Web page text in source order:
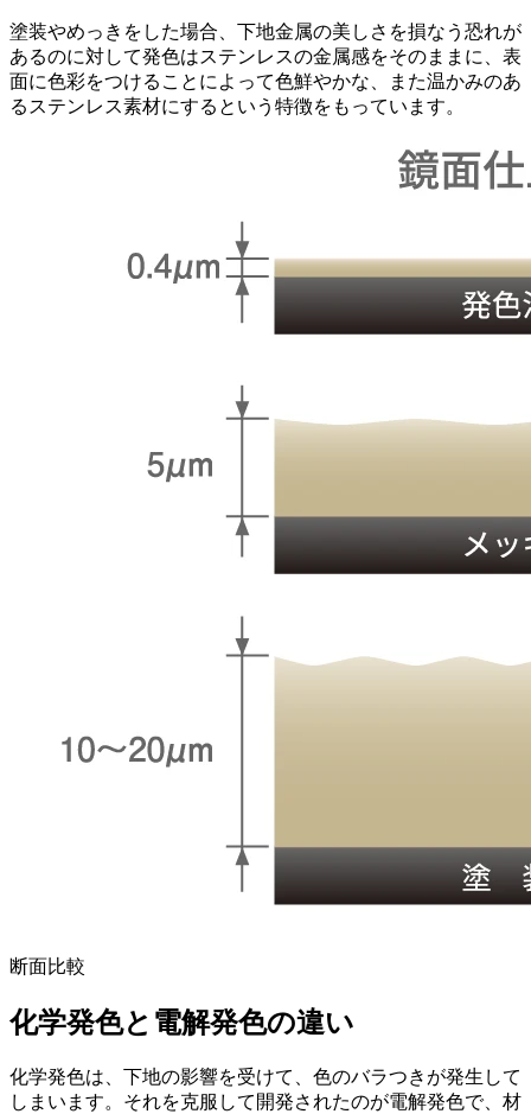
塗装やめっきをした場合、下地金属の美しさを損なう恐れが
あるのに対して発色はステンレスの金属感をそのままに、表
面に色彩をつけることによって色鮮やかな、また温かみのあ
るステンレス素材にするという特徴をもっています。
断面比較
化学発色と電解発色の違い
化学発色は、下地の影響を受けて、色のバラつきが発生して
しまいます。それを克服して開発されたのが電解発色で、材